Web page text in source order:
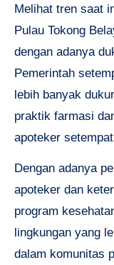
Melihat tren saat
Pulau Tokong
dengan adanya
Pemerintah
lebih banyak
praktik farmasi
apoteker
Dengan adanya
apoteker dan
program
lingkungan yang
dalam komunitas